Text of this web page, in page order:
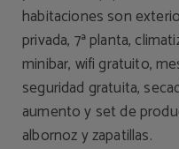
habitaciones son
privada, 7ª planta,
minibar, wifi gratuito,
seguridad gratuita,
aumento y set de
albornoz y zapatillas.